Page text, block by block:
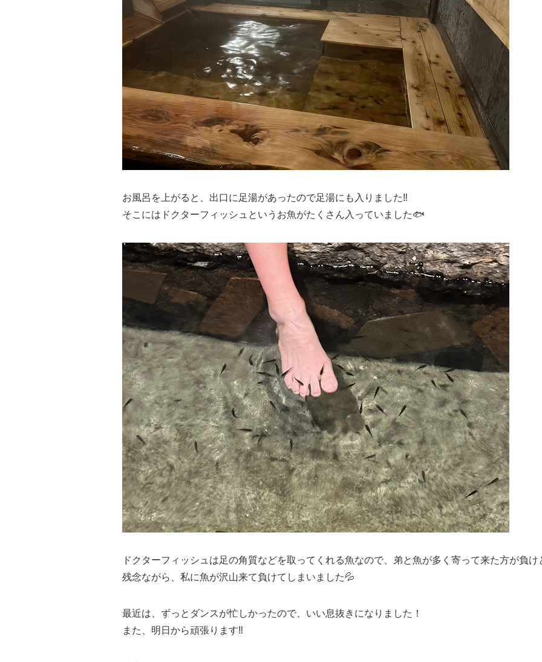
お風呂を上がると、出口に足湯があったので足湯にも入りました‼️
そこにはドクターフィッシュというお魚がたくさん入っていました🐟
ドクターフィッシュは足の角質などを取ってくれる魚なので、弟と魚が多く寄って来た方が負
残念ながら、私に魚が沢山来て負けてしまいました💦
最近は、ずっとダンスが忙しかったので、いい息抜きになりました！
また、明日から頑張ります‼︎